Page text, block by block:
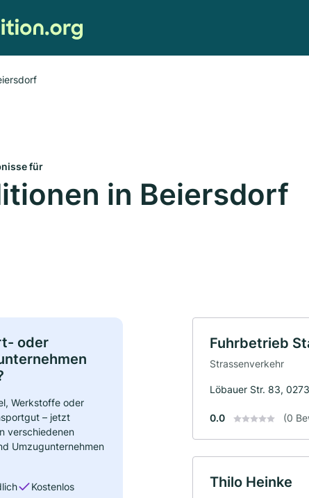
für
in Beiersdorf
oder
Werkstoffe oder
– jetzt
verschiedenen
Umzugunternehmen
Kostenlos
Fuhrbetrieb
Strassenverkehr
Löbauer Str. 83,
0.0 (0
Thilo Heinke